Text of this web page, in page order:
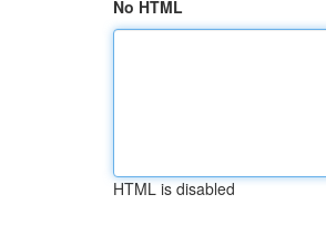
No HTML
HTML is disabled